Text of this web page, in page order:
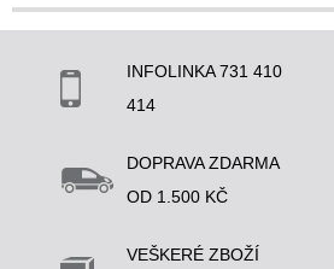
INFOLINKA 731 410
414
DOPRAVA ZDARMA
OD 1.500 KČ
VEŠKERÉ ZBOŽÍ